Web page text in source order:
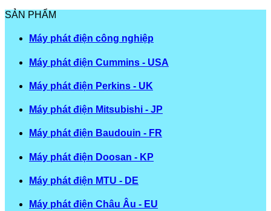
SẢN PHẨM
Máy phát điện công nghiệp
Máy phát điện Cummins - USA
Máy phát điện Perkins - UK
Máy phát điện Mitsubishi - JP
Máy phát điện Baudouin - FR
Máy phát điện Doosan - KP
Máy phát điện MTU - DE
Máy phát điện Châu Âu - EU